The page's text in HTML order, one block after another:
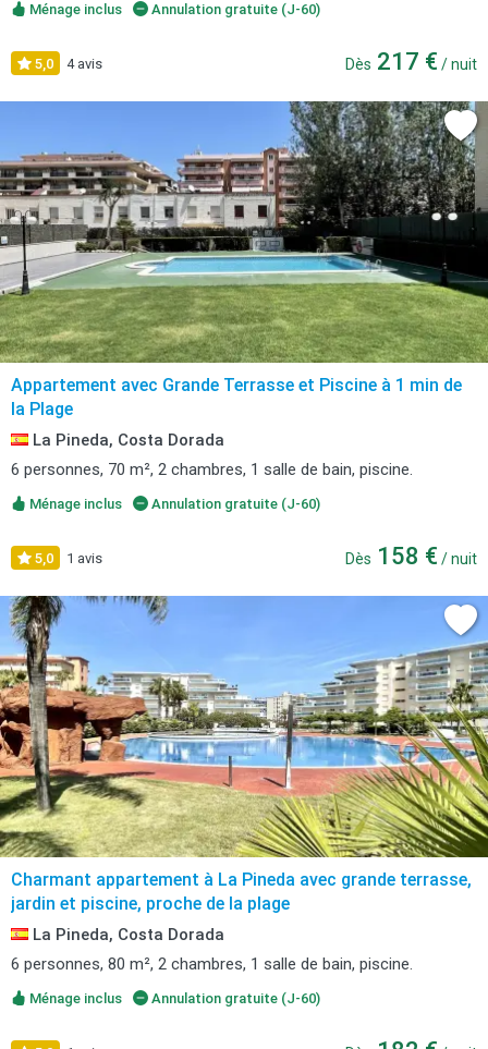
Ménage inclus Annulation gratuite (J-60)
5,0 4 avis Dès 217 € / nuit
Appartement avec Grande Terrasse et Piscine à 1 min de
la Plage
La Pineda, Costa Dorada
6 personnes, 70 m², 2 chambres, 1 salle de bain, piscine.
Ménage inclus Annulation gratuite (J-60)
5,0 1 avis Dès 158 € / nuit
Charmant appartement à La Pineda avec grande terrasse,
jardin et piscine, proche de la plage
La Pineda, Costa Dorada
6 personnes, 80 m², 2 chambres, 1 salle de bain, piscine.
Ménage inclus Annulation gratuite (J-60)